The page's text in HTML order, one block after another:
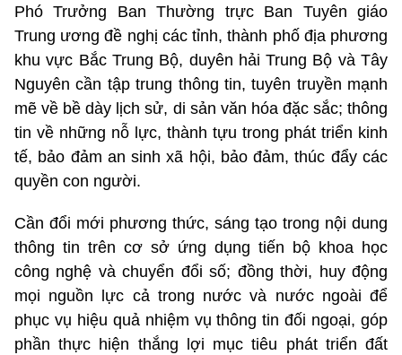
Phó Trưởng Ban Thường trực Ban Tuyên giáo
Trung ương đề nghị các tỉnh, thành phố địa phương
khu vực Bắc Trung Bộ, duyên hải Trung Bộ và Tây
Nguyên cần tập trung thông tin, tuyên truyền mạnh
mẽ về bề dày lịch sử, di sản văn hóa đặc sắc; thông
tin về những nỗ lực, thành tựu trong phát triển kinh
tế, bảo đảm an sinh xã hội, bảo đảm, thúc đẩy các
quyền con người.
Cần đổi mới phương thức, sáng tạo trong nội dung
thông tin trên cơ sở ứng dụng tiến bộ khoa học
công nghệ và chuyển đổi số; đồng thời, huy động
mọi nguồn lực cả trong nước và nước ngoài để
phục vụ hiệu quả nhiệm vụ thông tin đối ngoại, góp
phần thực hiện thắng lợi mục tiêu phát triển đất